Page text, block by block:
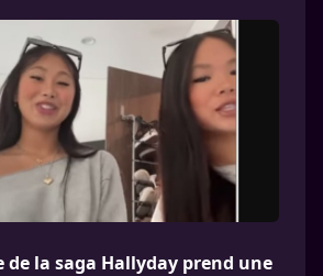
de la saga Hallyday prend une